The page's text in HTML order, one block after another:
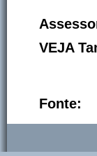
VEJA
Fonte: